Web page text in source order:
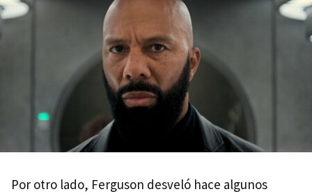
Por otro lado, Ferguson desveló hace algunos